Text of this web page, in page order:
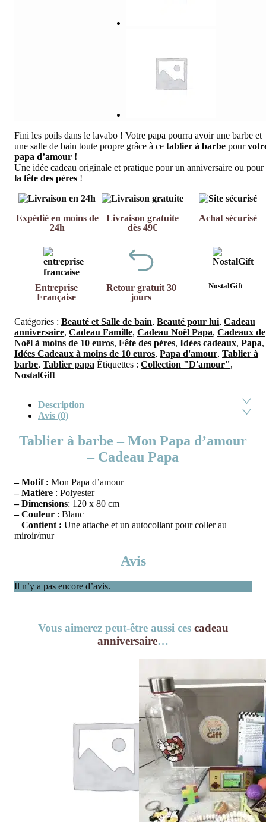
Fini les poils dans le lavabo ! Votre papa pourra avoir une barbe et
une salle de bain toute propre grâce à ce tablier à barbe pour
papa d’amour !
Une idée cadeau originale et pratique pour un anniversaire ou pour
la fête des pères !
Expédié en moins de
24h
Livraison gratuite
dès 49€
Achat sécurisé
Entreprise
Française
Retour gratuit 30
jours
NostalGift
Catégories : Beauté et Salle de bain, Beauté pour lui, Cadeau
anniversaire, Cadeau Famille, Cadeau Noël Papa, Cadeaux de
Noël à moins de 10 euros, Fête des pères, Idées cadeaux, Papa,
Idées Cadeaux à moins de 10 euros, Papa d'amour, Tablier à
barbe, Tablier papa Étiquettes : Collection "D'amour",
NostalGift
Description
Avis (0)
Tablier à barbe – Mon Papa d’amour
– Cadeau Papa
– Motif : Mon Papa d’amour
– Matière : Polyester
– Dimensions: 120 x 80 cm
– Couleur : Blanc
– Contient : Une attache et un autocollant pour coller au
miroir/mur
Avis
Il n’y a pas encore d’avis.
Vous aimerez peut-être aussi ces cadeau
anniversaire…